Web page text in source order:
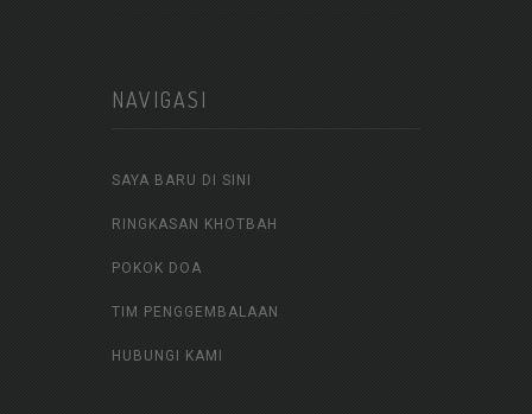
NAVIGASI
SAYA BARU DI SINI
RINGKASAN KHOTBAH
POKOK DOA
TIM PENGGEMBALAAN
HUBUNGI KAMI